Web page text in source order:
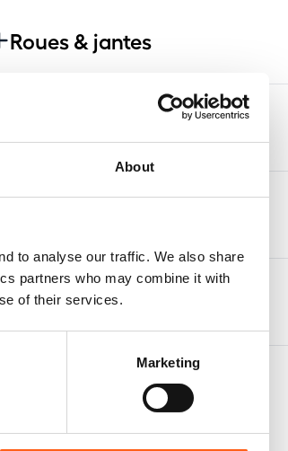
About
to analyse our traffic. We also share
partners who may combine it with
of their services.
Marketing
Roues & jantes
Divers